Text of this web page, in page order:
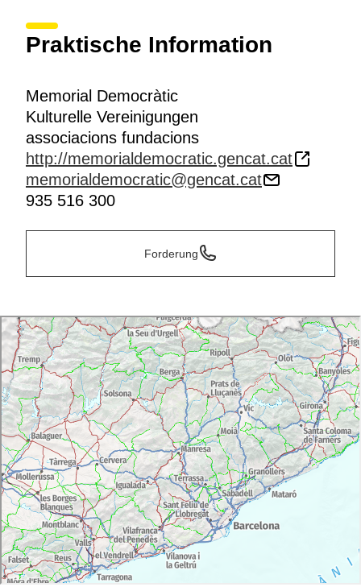
Praktische Information
Memorial Democràtic
Kulturelle Vereinigungen
associacions fundacions
http://memorialdemocratic.gencat.cat
memorialdemocratic@gencat.cat
935 516 300
Forderung